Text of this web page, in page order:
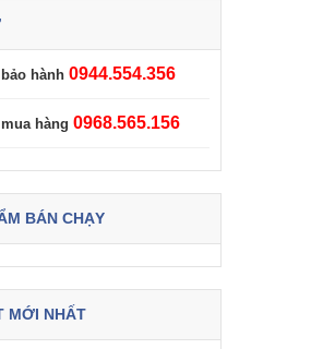
hành 0944.554.356
hàng 0968.565.156
BÁN CHẠY
MỚI NHẤT